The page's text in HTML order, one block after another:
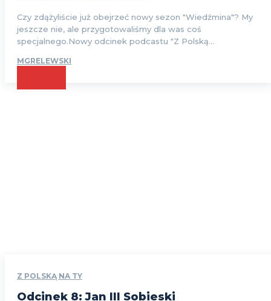
Czy zdążyliście już obejrzeć nowy sezon "Wiedźmina"? My
jeszcze nie, ale przygotowaliśmy dla was coś
specjalnego.Nowy odcinek podcastu "Z Polską...
MGRELEWSKI
Z POLSKĄ NA TY
Odcinek 8: Jan III Sobieski